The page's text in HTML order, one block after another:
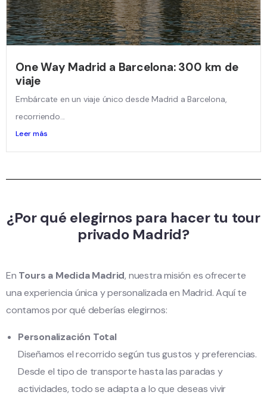
One Way Madrid a Barcelona: 300 km de
viaje
Embárcate en un viaje único desde Madrid a Barcelona,
recorriendo...
Leer más
¿Por qué elegirnos para hacer tu tour
privado Madrid?
En Tours a Medida Madrid, nuestra misión es ofrecerte
una experiencia única y personalizada en Madrid. Aquí te
contamos por qué deberías elegirnos:
Personalización Total
Diseñamos el recorrido según tus gustos y preferencias.
Desde el tipo de transporte hasta las paradas y
actividades, todo se adapta a lo que deseas vivir